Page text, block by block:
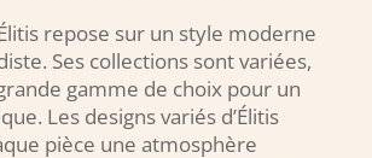
repose sur un style moderne
Ses collections sont variées,
gamme de choix pour un
Les designs variés d’Élitis
pièce une atmosphère